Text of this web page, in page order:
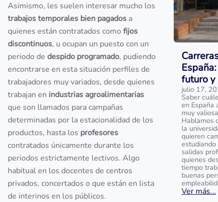
Asimismo, les suelen interesar mucho los
trabajos temporales bien pagados a
quienes están contratados como fijos
discontinuos, u ocupan un puesto con un
periodo de despido programado, pudiendo
encontrarse en esta situación perfiles de
trabajadores muy variados, desde quienes
trabajan en industrias agroalimentarias
que son llamados para campañas
determinadas por la estacionalidad de los
productos, hasta los profesores
contratados únicamente durante los
periodos estrictamente lectivos. Algo
habitual en los docentes de centros
privados, concertados o que están en lista
de interinos en los públicos.
futuro
julio 17,
Saber
en España
muy
Hablamos
la
quieren
salidas
quienes
tiempo
buenas
Ver más...